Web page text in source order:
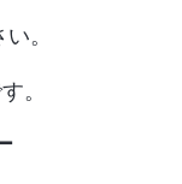
。
。